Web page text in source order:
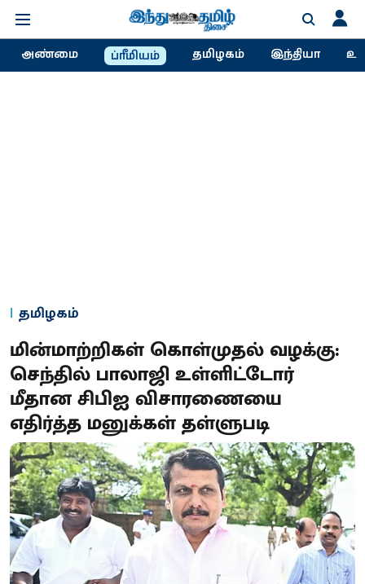
அண்மை ப்ரீமியம் தமிழகம் இந்தியா
தமிழகம்
மின்​மாற்​றிகள் கொள்​முதல் வழக்கு:
செந்​தில் பாலாஜி உள்ளிட்டோர்
மீதான சிபிஐ விசாரணையை
எதிர்த்த மனுக்​கள் தள்ளுபடி